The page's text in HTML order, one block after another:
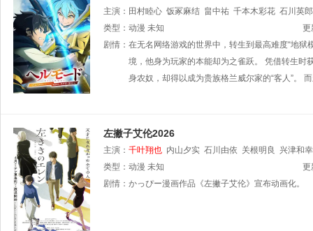
主演： 田村睦心 饭冢麻结 畠中祐 千本木彩花 石川英郎
类型： 动漫 未知
更
剧情： 在无名网络游戏的世界中，转生到最高难度“地
境，他身为玩家的本能却为之雀跃。 凭借转生时
身农奴，却得以成为贵族格兰威尔家的“客人”
左撇子艾伦2026
主演： 千叶翔也 内山夕实 石川由依 关根明良
兴津和幸
类型： 动漫 未知
更
剧情： かっぴー漫画作品《左撇子艾伦》宣布动画化。